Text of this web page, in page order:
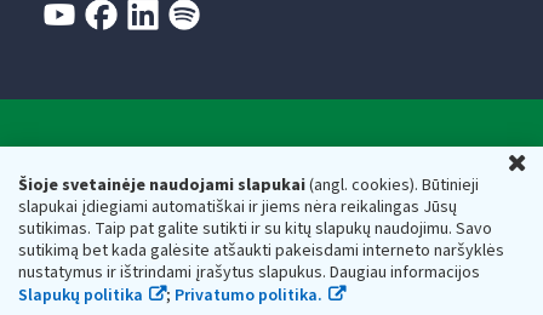
Šioje svetainėje naudojami slapukai(angl. cookies). Būtinieji
slapukai įdiegiami automatiškai ir jiems nėra reikalingas Jūsų
sutikimas. Taip pat galite sutikti ir su kitų slapukų naudojimu. Savo
sutikimą bet kada galėsite atšaukti pakeisdami interneto naršyklės
nustatymus ir ištrindami įrašytus slapukus. Daugiau informacijos
Slapukų politika
; Privatumo politika.
Respublikos finansų ministerijos
Biudžetinė įstaiga. Juridinio asmens kodas — 188659752,
adresas: Vasario 16-osios g. 14, 01107 Vilnius, Lietuva, el.paštas:
vmi@vmi.lt, E. pristatymo dėžutės adresas 188659752
Duomenys apie Valstybinę mokesčių inspekciją prie Lietuvos
Respublikos finansų ministerijos kaupiami ir saugomi Juridinių